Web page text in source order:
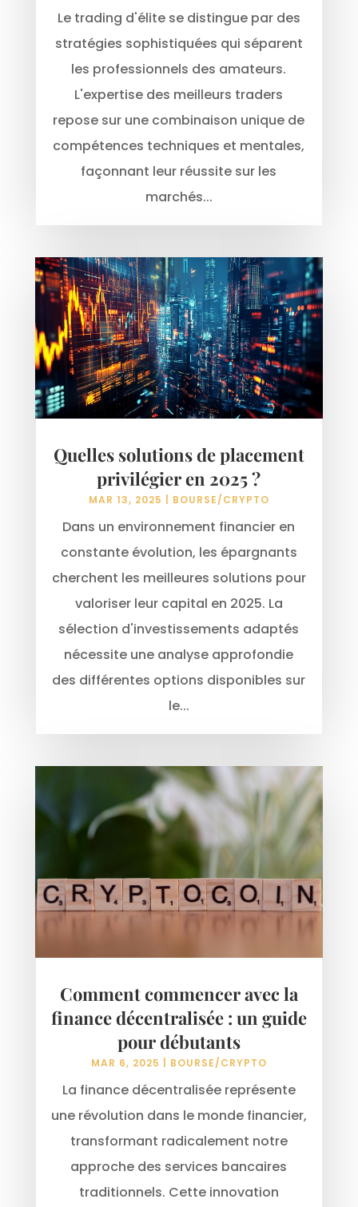
Le trading d'élite se distingue par des
stratégies sophistiquées qui séparent
les professionnels des amateurs.
L'expertise des meilleurs traders
repose sur une combinaison unique de
compétences techniques et mentales,
façonnant leur réussite sur les
marchés...
Quelles solutions de placement
privilégier en 2025 ?
MAR 13, 2025 BOURSE/CRYPTO
Dans un environnement financier en
constante évolution, les épargnants
cherchent les meilleures solutions pour
valoriser leur capital en 2025. La
sélection d'investissements adaptés
nécessite une analyse approfondie
des différentes options disponibles sur
le...
Comment commencer avec la
finance décentralisée : un guide
pour débutants
MAR 6, 2025 BOURSE/CRYPTO
La finance décentralisée représente
une révolution dans le monde financier,
transformant radicalement notre
approche des services bancaires
traditionnels. Cette innovation